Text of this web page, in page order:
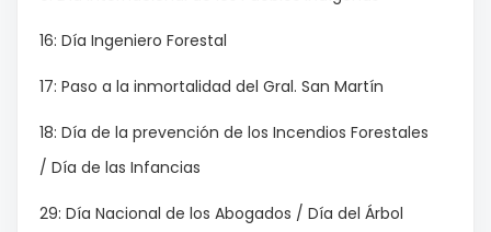
16: Día Ingeniero Forestal
17: Paso a la inmortalidad del Gral. San Martín
18: Día de la prevención de los Incendios Forestales
/ Día de las Infancias
29: Día Nacional de los Abogados / Día del Árbol